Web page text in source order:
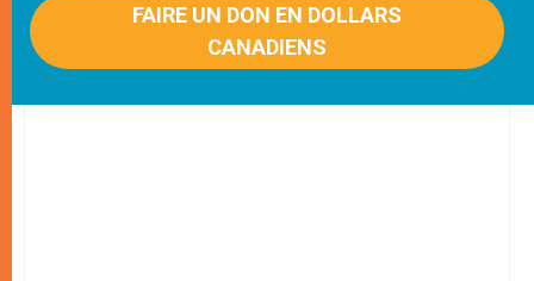
FAIRE UN DON EN DOLLARS
CANADIENS